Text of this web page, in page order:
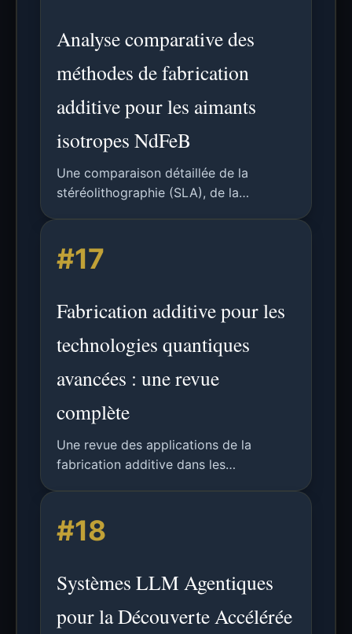
Analyse comparative des
méthodes de fabrication
additive pour les aimants
isotropes NdFeB
Une comparaison détaillée de la
stéréolithographie (SLA), de la
l'impression 3D d'aimants isotropes
NdFeB, couvrant les propriétés
procédés et les applications.
#17
Fabrication additive pour les
technologies quantiques
avancées : une revue
complète
Une revue des applications de la
fabrication additive dans les
composants magnétiques, les systèmes
sous vide et les perspectives futures.
#18
Systèmes LLM Agentiques
pour la Découverte Accélérée